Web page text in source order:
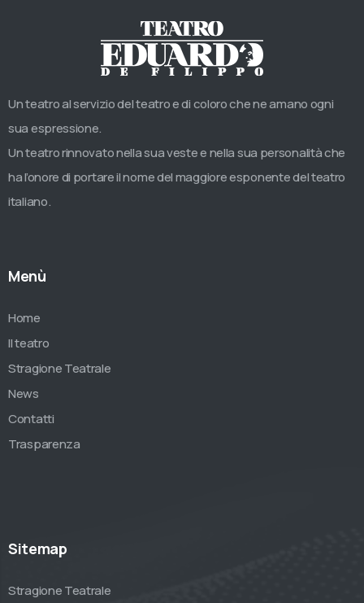
Un teatro al servizio del teatro e di coloro che ne amano ogni
sua espressione.
Un teatro rinnovato nella sua veste e nella sua personalità che
ha l’onore di portare il nome del maggiore esponente del teatro
italiano.
Menù
Home
Il teatro
Stragione Teatrale
News
Contatti
Trasparenza
Sitemap
Stragione Teatrale